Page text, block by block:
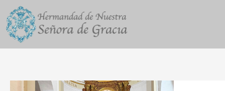
contenido
Paginación
de
entradas